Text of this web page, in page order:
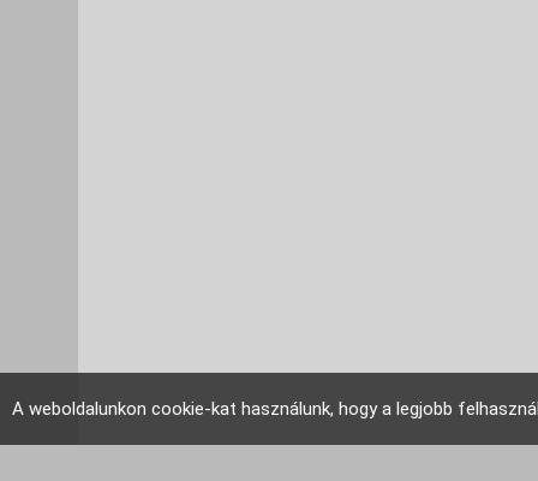
A weboldalunkon cookie-kat használunk, hogy a legjobb